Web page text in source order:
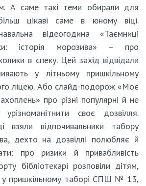
А саме такі теми обирали для
цікаві саме в юному віці.
відеогодина «Таємниці
історія морозива» – про
в спеку. Цей захід відвідали
у літньому пришкільному
ліцею. Або слайд-подорож «Моє
про різні популярні й не
своє дозвілля.
взяли відпочивальники табору
дехто на дозвіллі полюбляє й
про ризики й привабливість
бібліотекарі розповіли дітям,
у пришкільному таборі СПШ № 13,